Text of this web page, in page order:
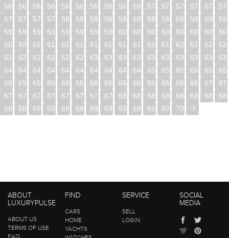
560
561 562 563 564 565 566 567 568 569 570 571 572 573 574
576
577 578 579 580 581 582 583 584 585 586 587 588 589 590
592
593 594 595 596 597 598 599 600 601 602 603 604 605 606
608
609 610 611 612 613 614 615 616 617 618 619 620 621 622
624
625 626 627 628 629 630 631 632 633 634 635 636 637 638
640
641 642 643 644 645 646 647 648 649 650 651 652 653 654
656
657 658 659 660 661 662 663 664 665 666 667 668 669 670
672
673 674 675 676 677 678 679 680 681 682 683 684 685 686
688
689 690 691 692 693 694 695 696 697 698 699 700
ABOUT
LUXURYPULSE
ABOUT US
TERMS OF USE
FAQ
FIND
CARS
HOME
YACHTS
SERVICE
SELL
LOGIN
SOCIAL
MEDIA